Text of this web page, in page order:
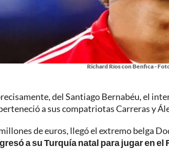
Richard Ríos con Benfica -
del Santiago Bernabéu, el
a sus compatriotas Carreras y
de euros, llegó el extremo belga
a su Turquía natal para jugar en el